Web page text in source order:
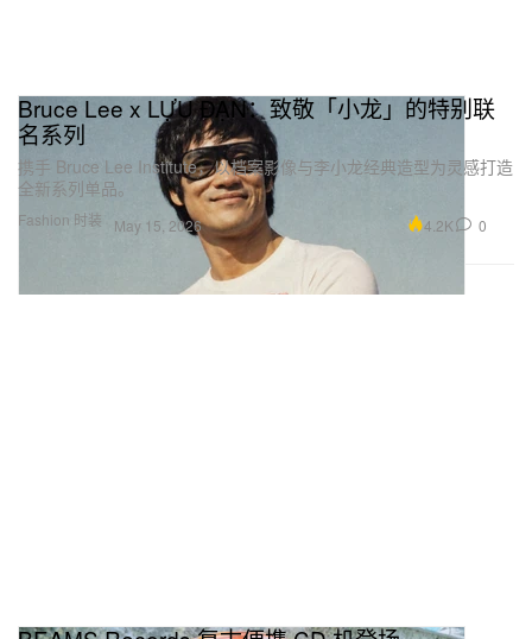
Fashion 时装
Bruce Lee x LỰU ĐẠN：致敬「小龙」的特别联
名系列
携手 Bruce Lee Institute，以档案影像与李小龙经典造型为灵感打造
全新系列单品。
May 15, 2026 4.2K 0